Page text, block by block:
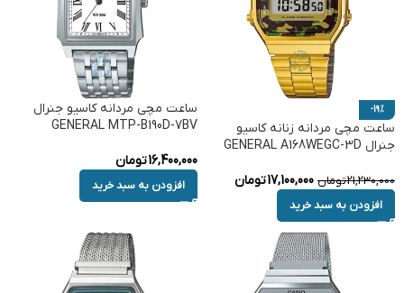
-19%
ساعت مچی مردانه زنانه کاسیو
جنرال GENERAL A168WEGC-3D
21,230,000تومان 17,100,000تومان
افزودن به سبد خرید
ساعت مچی مردانه کاسیو جنرال
GENERAL MTP-B190D-7BV
16,400,000تومان
افزودن به سبد خرید